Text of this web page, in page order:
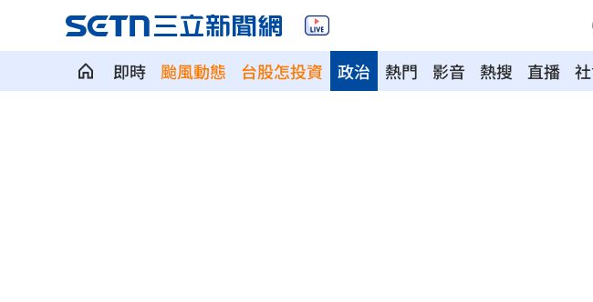
即時 颱風動態 台股怎投資 熱門 影音 熱搜 直播
政治